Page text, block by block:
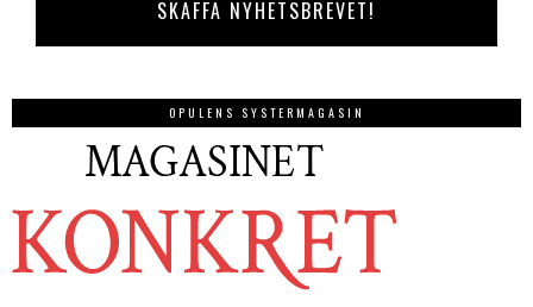
OPULENS SYSTERMAGASIN